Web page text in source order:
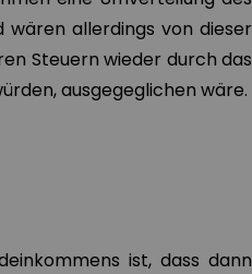
allerdings von dieser
Steuern wieder durch das
ausgegeglichen wäre.
ist, dass dann